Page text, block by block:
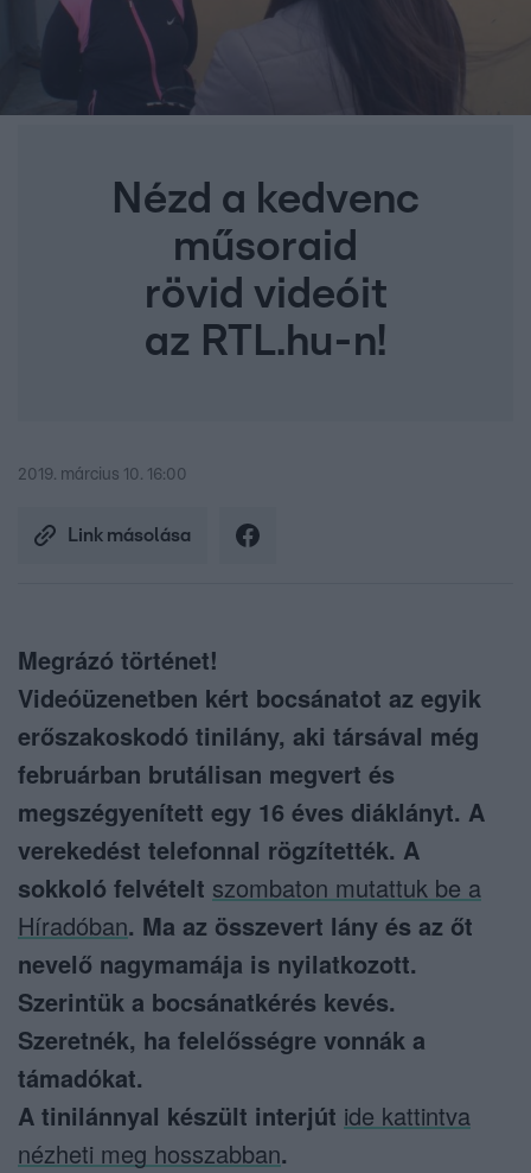
Nézd a kedvenc
műsoraid
rövid videóit
az RTL.hu-n!
2019. március 10. 16:00
Link másolása
Megrázó történet!
Videóüzenetben kért bocsánatot az egyik
erőszakoskodó tinilány, aki társával még
februárban brutálisan megvert és
megszégyenített egy 16 éves diáklányt. A
verekedést telefonnal rögzítették. A
sokkoló felvételt szombaton mutattuk be a
Híradóban. Ma az összevert lány és az őt
nevelő nagymamája is nyilatkozott.
Szerintük a bocsánatkérés kevés.
Szeretnék, ha felelősségre vonnák a
támadókat.
A tinilánnyal készült interjút ide kattintva
nézheti meg hosszabban.